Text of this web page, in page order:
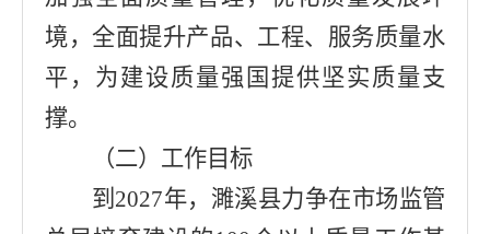
境，全面提升产品、工程、服务质量水
平 ， 为建设质量强国提供坚实质量支
撑。
（二）工作目标
到 2027年， 濉溪县力争在市场监管